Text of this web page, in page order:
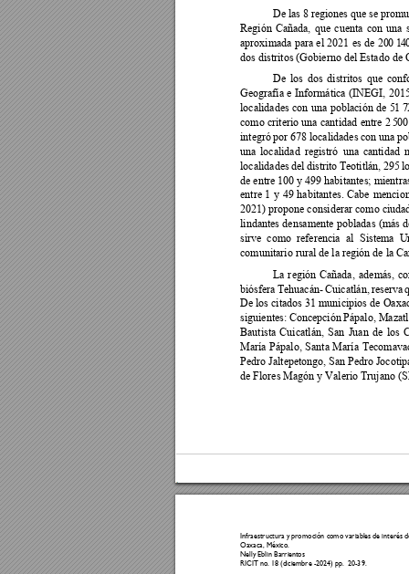
De las 8 regiones que se
Región Cañada, que cuenta con una
aproximada para el 2021 es de 200 14
dos distritos (Gobierno del Estado
De los dos distritos que
Geografía e Informática (INEGI,
localidades con una población de 51 7
como criterio una cantidad entre 2500
integró por 678 localidades con una
una localidad registró una cantidad
localidades del distrito Teotitlán, 295
de entre 100 y 499 habitantes;
entre 1 y 49 habitantes. Cabe
2021) propone considerar como
lindantes densamente pobladas (más d
sirve como referencia al Sistema
comunitario rural de la región de la
La región Cañada además,
biósfera Tehuacán- Cuicatlán, reserva
De los citados 31 municipios de
siguientes: Concepción Pápalo,
Bautista Cuicatlán, San Juan de los
María Pápalo, Santa María
Pedro Jaltepetongo, San Pedro
de Flores Magón y Valerio Trujano
Infraestructura y promoción como variables de interés
Oaxaca, México
Nelly Eblin Barrientos
RICIT no. 18 (diciembre -2024) pp.  20-39.